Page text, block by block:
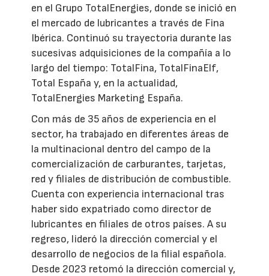
en el Grupo TotalEnergies, donde se inició en
el mercado de lubricantes a través de Fina
Ibérica. Continuó su trayectoria durante las
sucesivas adquisiciones de la compañía a lo
largo del tiempo: TotalFina, TotalFinaElf,
Total España y, en la actualidad,
TotalEnergies Marketing España.
Con más de 35 años de experiencia en el
sector, ha trabajado en diferentes áreas de
la multinacional dentro del campo de la
comercialización de carburantes, tarjetas,
red y filiales de distribución de combustible.
Cuenta con experiencia internacional tras
haber sido expatriado como director de
lubricantes en filiales de otros países. A su
regreso, lideró la dirección comercial y el
desarrollo de negocios de la filial española.
Desde 2023 retomó la dirección comercial y,